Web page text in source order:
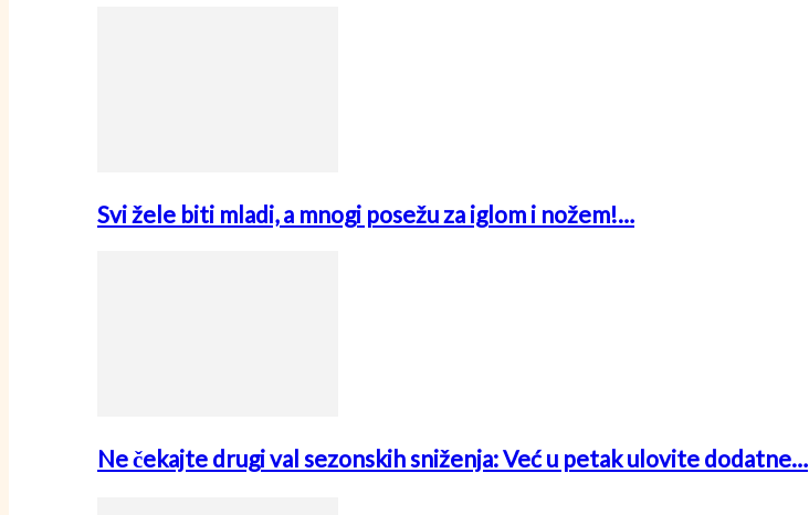
Svi žele biti mladi, a mnogi posežu za iglom i nožem!…
Ne čekajte drugi val sezonskih sniženja: Već u petak ulovite dodatne…